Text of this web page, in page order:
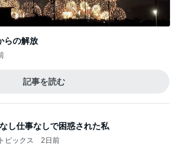
らの解放
記事を読む
し仕事なしで困惑された私
ピックス 2日前